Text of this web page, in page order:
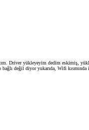
Driver yükleyeyim dedim eskimiş,
değil diyor yukarıda, Wifi kısmında